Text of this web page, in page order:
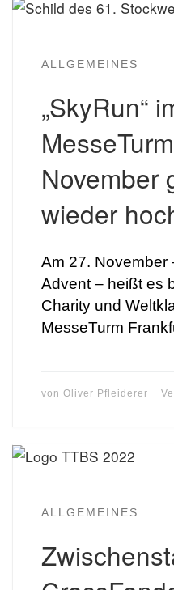
ALLGEMEINES
„SkyRun“
November
wieder
Am 27. November
Advent – heißt es
Charity und
MesseTurm
von Oliver Pfleiderer
ALLGEMEINES